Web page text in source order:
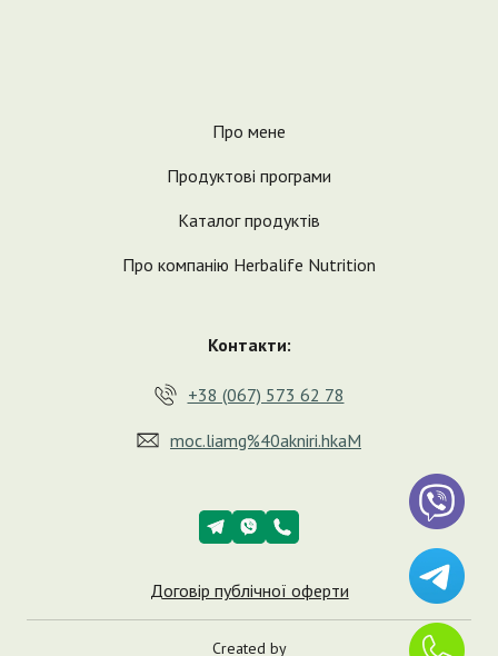
Про мене
Продуктові програми
Каталог продуктів
Про компанію Herbalife Nutrition
Контакти:
+38 (067) 573 62 78
moc.liamg%40akniri.hkaM
Договір публічної оферти
Created by